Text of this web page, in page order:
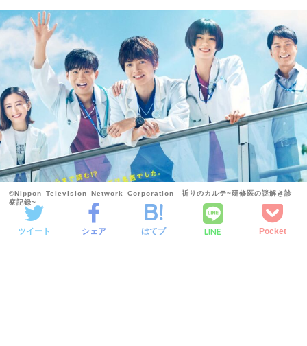
©Nippon Television Network Corporation 祈りのカルテ~研修医の謎解き診
察記録~
ツイート シェア はてブ LINE Pocket